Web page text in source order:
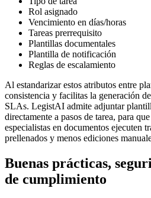
Rol asignado
Vencimiento en días/horas
Tareas prerrequisito
Plantillas documentales
Plantilla de notificación
Reglas de escalamiento
Al estandarizar estos atributos entre
consistencia y facilitas la generación
SLAs. LegistAI admite adjuntar
directamente a pasos de tarea, para
especialistas en documentos ejecuten
prellenados y menos ediciones
Buenas prácticas,
de cumplimiento